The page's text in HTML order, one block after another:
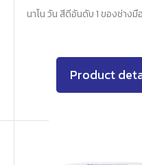
นาโน วัน สีดีอันดับ 1 ของช่างมื
Product